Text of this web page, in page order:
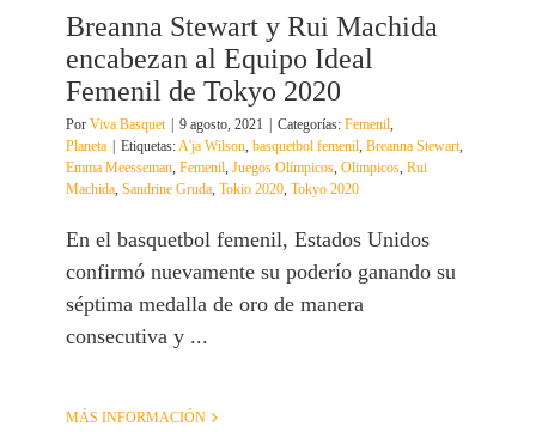
Breanna Stewart y Rui Machida
encabezan al Equipo Ideal
Femenil de Tokyo 2020
Por Viva Basquet | 9 agosto, 2021 | Categorías: Femenil
Planeta | Etiquetas: A'ja Wilson basquetbol femenil Breanna Stewart
Emma Meesseman Femenil Juegos Olímpicos Olimpicos Rui
Machida Sandrine Gruda Tokio 2020 Tokyo 2020
En el basquetbol femenil, Estados Unidos
confirmó nuevamente su poderío ganando su
séptima medalla de oro de manera
consecutiva y ...
MÁS INFORMACIÓN